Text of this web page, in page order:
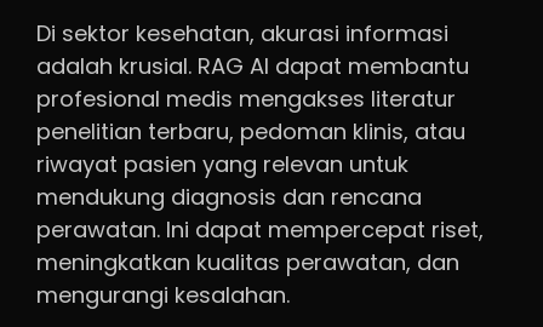
Di sektor kesehatan, akurasi informasi
adalah krusial. RAG AI dapat membantu
profesional medis mengakses literatur
penelitian terbaru, pedoman klinis, atau
riwayat pasien yang relevan untuk
mendukung diagnosis dan rencana
perawatan. Ini dapat mempercepat riset,
meningkatkan kualitas perawatan, dan
mengurangi kesalahan.